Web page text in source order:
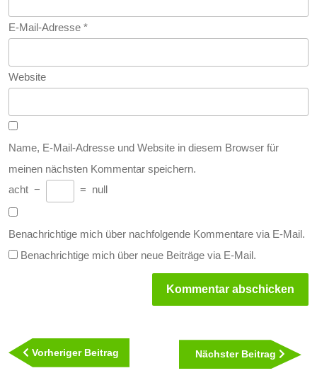
E-Mail-Adresse *
Website
Name, E-Mail-Adresse und Website in diesem Browser für
meinen nächsten Kommentar speichern.
acht − = null
Benachrichtige mich über nachfolgende Kommentare via E-Mail.
Benachrichtige mich über neue Beiträge via E-Mail.
Vorheriger Beitrag
Beitrag
Nächster Beitrag